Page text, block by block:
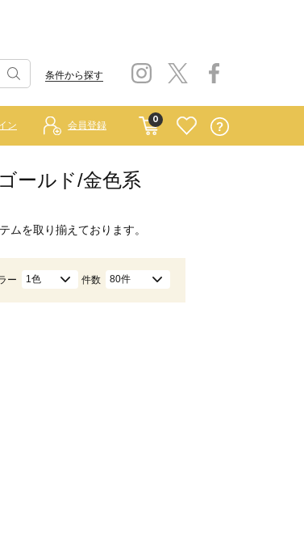
条件から探す
0
ン 会員登録
ールド/金色系
ムを取り揃えております。
ー 1色 件数 80件